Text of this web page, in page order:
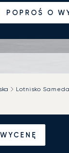
POPROŚ O
Lotnisko